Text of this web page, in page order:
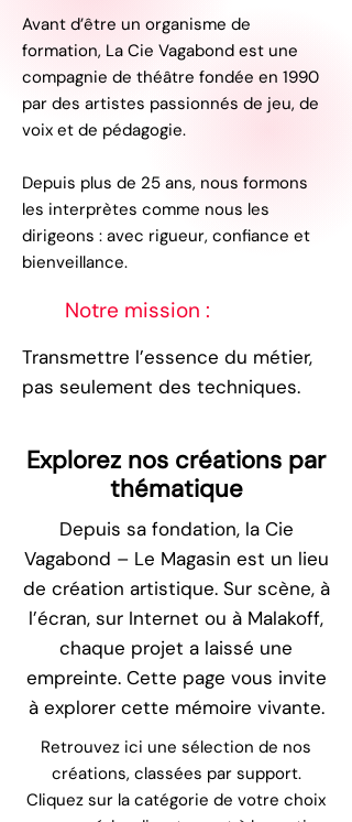
Avant d’être un organisme de
formation, La Cie Vagabond est une
compagnie de théâtre fondée en 1990
par des artistes passionnés de jeu, de
voix et de pédagogie.
Depuis plus de 25 ans, nous formons
les interprètes comme nous les
dirigeons : avec rigueur, confiance et
bienveillance.
Notre mission :
Transmettre l’essence du métier,
pas seulement des techniques.
Explorez nos créations par
thématique
Depuis sa fondation, la Cie
Vagabond – Le Magasin est un lieu
de création artistique. Sur scène, à
l’écran, sur Internet ou à Malakoff,
chaque projet a laissé une
empreinte. Cette page vous invite
à explorer cette mémoire vivante.
Retrouvez ici une sélection de nos
créations, classées par support.
Cliquez sur la catégorie de votre choix